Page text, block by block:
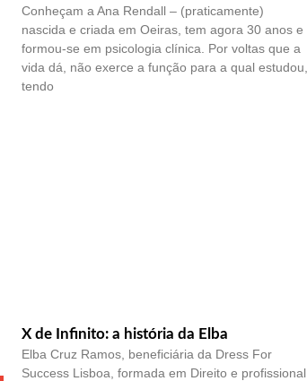
Conheçam a Ana Rendall – (praticamente)
nascida e criada em Oeiras, tem agora 30 anos e
formou-se em psicologia clínica. Por voltas que a
vida dá, não exerce a função para a qual estudou,
tendo
X de Infinito: a história da Elba
Elba Cruz Ramos, beneficiária da Dress For
Success Lisboa, formada em Direito e profissional